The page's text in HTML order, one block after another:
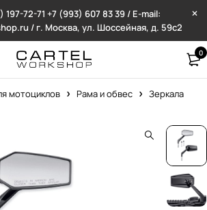
197-72-71 +7 (993) 607 83 39 / E-mail:
/ г. Москва, ул. Шоссейная, д. 59с2
0
мотоциклов Рама и обвес
Зеркала